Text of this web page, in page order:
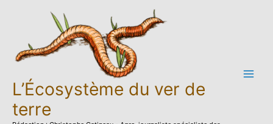
L’Écosystème du ver de
terre